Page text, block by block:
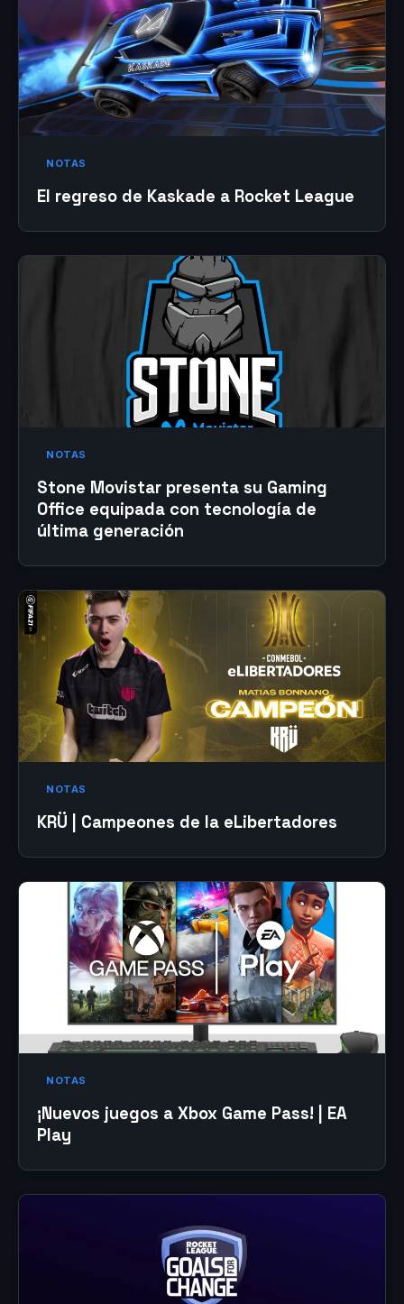
NOTAS
El regreso de Kaskade a Rocket League
NOTAS
Stone Movistar presenta su Gaming
Office equipada con tecnología de
última generación
NOTAS
KRÜ | Campeones de la eLibertadores
NOTAS
¡Nuevos juegos a Xbox Game Pass! | EA
Play